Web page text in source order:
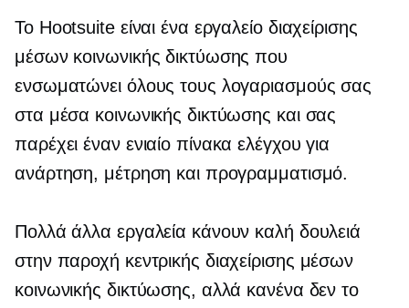
Το Hootsuite είναι ένα εργαλείο διαχείρισης
μέσων κοινωνικής δικτύωσης που
ενσωματώνει όλους τους λογαριασμούς σας
στα μέσα κοινωνικής δικτύωσης και σας
παρέχει έναν ενιαίο πίνακα ελέγχου για
ανάρτηση, μέτρηση και προγραμματισμό.
Πολλά άλλα εργαλεία κάνουν καλή δουλειά
στην παροχή κεντρικής διαχείρισης μέσων
κοινωνικής δικτύωσης, αλλά κανένα δεν το